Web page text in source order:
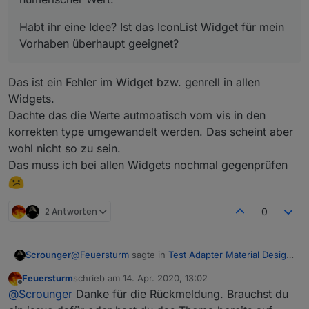
Anbei die Widgets:
Spoiler
Edit:
Ich nutze Material Design Widgets 0.3.0
Edit: verschoben, da Frage Fehler betrifft
Habt ihr eine Idee? Ist das IconList Widget für mein
Vorhaben überhaupt geeignet?
Das ist ein Fehler im Widget bzw. genrell in allen
Widgets.
Dachte das die Werte autmoatisch vom vis in den
korrekten type umgewandelt werden. Das scheint aber
wohl nicht so zu sein.
Das muss ich bei allen Widgets nochmal gegenprüfen
2 Antworten 0
Scrounger@Feuersturm sagte in Test Adapter Material Design
Wenn ich das Log richtig deute, wird versucht
einen String in den Datenpunkt zu schreiben
Offline
Feuersturmschrieb am 14. Apr. 2020, 13:02
zuletzt editiert von
@Scrounger Danke für die Rückmeldung. Brauchst du